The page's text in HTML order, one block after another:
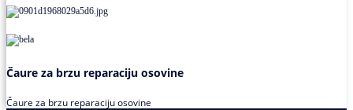
Čaure za brzu reparaciju osovine
Čaure za brzu reparaciju osovine